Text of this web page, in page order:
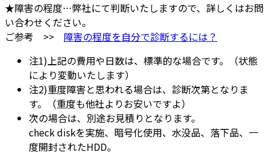
★障害の程度…弊社にて判断いたしますので、詳しくはお問
い合わせください。
ご参考 >> 障害の程度を自分で診断するには？
注1)上記の費用や日数は、標準的な場合です。（状態
により変動いたします）
注2)重度障害と思われる場合は、診断次第となりま
す。（重度も他社よりお安いですよ）
次の場合は、別途お見積りとなります。
check diskを実施、暗号化使用、水没品、落下品、一
度開封されたHDD。